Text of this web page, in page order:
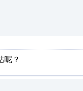
呢？